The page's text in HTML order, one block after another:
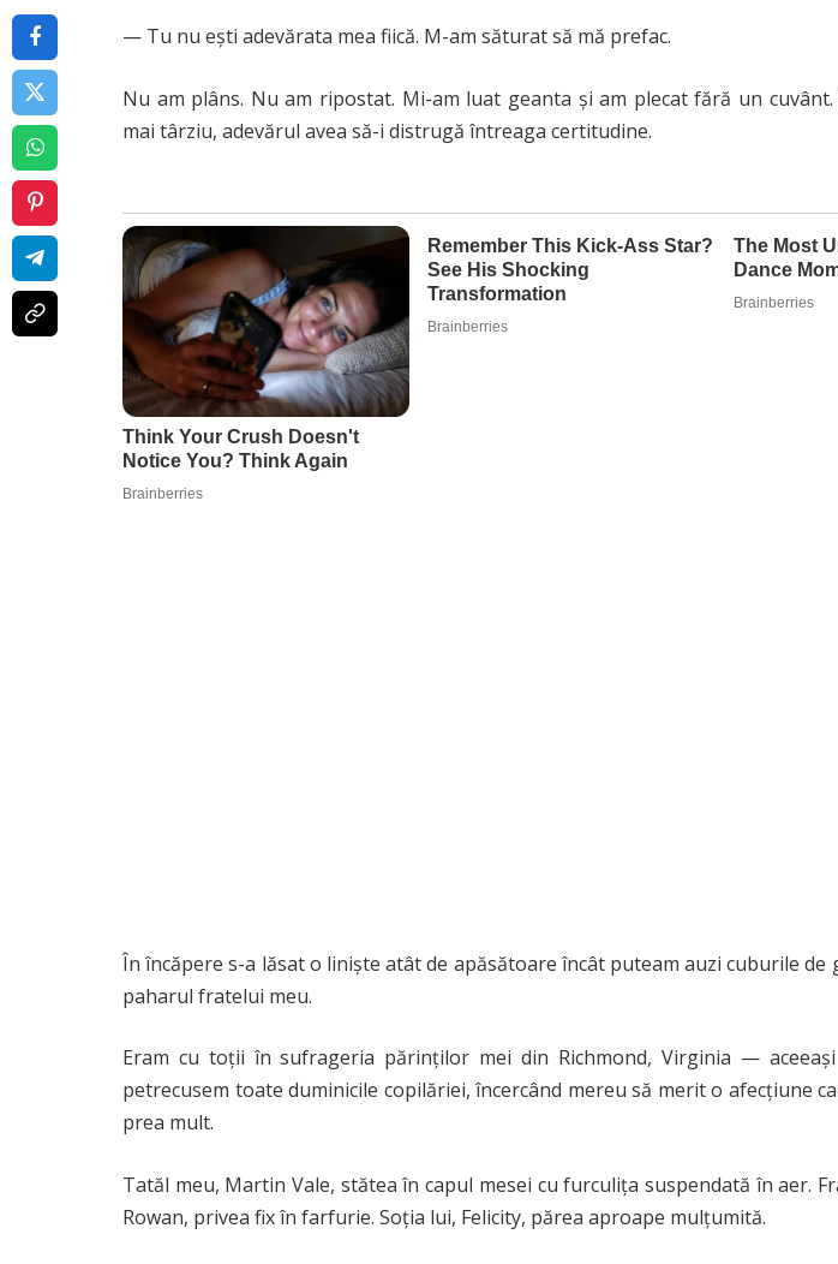
— Tu nu ești adevărata mea fiică. M-am săturat să mă prefac.
Nu am plâns. Nu am ripostat. Mi-am luat geanta și am plecat fără un
mai târziu, adevărul avea să-i distrugă întreaga certitudine.
În încăpere s-a lăsat o liniște atât de apăsătoare încât puteam auzi cuburile de
paharul fratelui meu.
Eram cu toții în sufrageria părinților mei din Richmond, Virginia —
petrecusem toate duminicile copilăriei, încercând mereu să merit o afecțiune
prea mult.
Tatăl meu, Martin Vale, stătea în capul mesei cu furculița suspendată în aer.
Rowan, privea fix în farfurie. Soția lui, Felicity, părea aproape mulțumită.